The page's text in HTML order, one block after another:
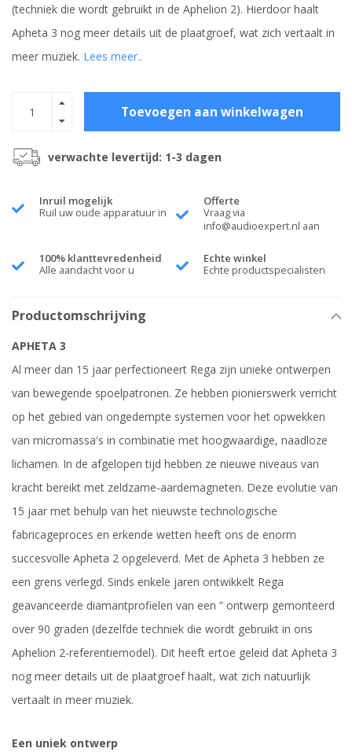
(techniek die wordt gebruikt in de Aphelion 2). Hierdoor haalt
Apheta 3 nog meer details uit de plaatgroef, wat zich vertaalt in
meer muziek. Lees meer..
Toevoegen aan winkelwagen
verwachte levertijd: 1-3 dagen
Inruil mogelijk
Ruil uw oude apparatuur in
Offerte
Vraag via
info@audioexpert.nl aan
100% klanttevredenheid
Alle aandacht voor u
Echte winkel
Echte productspecialisten
Productomschrijving
APHETA 3
Al meer dan 15 jaar perfectioneert Rega zijn unieke ontwerpen
van bewegende spoelpatronen. Ze hebben pionierswerk verricht
op het gebied van ongedempte systemen voor het opwekken
van micromassa's in combinatie met hoogwaardige, naadloze
lichamen. In de afgelopen tijd hebben ze nieuwe niveaus van
kracht bereikt met zeldzame-aardemagneten. Deze evolutie van
15 jaar met behulp van het nieuwste technologische
fabricageproces en erkende wetten heeft ons de enorm
succesvolle Apheta 2 opgeleverd. Met de Apheta 3 hebben ze
een grens verlegd. Sinds enkele jaren ontwikkelt Rega
geavanceerde diamantprofielen van een ” ontwerp gemonteerd
over 90 graden (dezelfde techniek die wordt gebruikt in ons
Aphelion 2-referentiemodel). Dit heeft ertoe geleid dat Apheta 3
nog meer details uit de plaatgroef haalt, wat zich natuurlijk
vertaalt in meer muziek.
Een uniek ontwerp